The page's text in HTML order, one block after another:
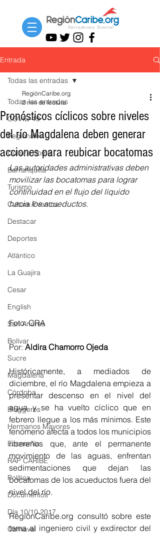
Entrada
Todas las entradas
COVID-19
Regionales
Cultura Home
Barranquilla
Turismo
Cultura Eventos
Destacar
Deportes
Atlántico
La Guajira
Cesar
English
San Andres
Bolívar
Sucre
Magdalena
Córdoba
Bloggeros
Hermanos Mayores
Economía
RAP CARIBE
Política
Documentos
Día 10/10 2017
Carnaval
Todas las entradas
Pronósticos cíclicos sobre niveles
del río Magdalena deben generar
acciones para reubicar bocatomas
RegiónCaribe.org
2 min de lectura
Las autoridades administrativas deben
movilizar las bocatomas para lograr
continuidad en el flujo del líquido
hacia los acueductos.
Foto: CRA
Por: Aldira Chamorro Ojeda
Históricamente, a mediados de
diciembre, el río Magdalena empieza a
presentar descenso en el nivel del
agua y se ha vuelto cíclico que en
febrero llegue a los más mínimos. Este
fenómeno afecta a todos los municipios
ribereños que, ante el permanente
movimiento de las aguas, enfrentan
sedimentaciones que dejan las
bocatomas de los acueductos fuera del
nivel del río.
RegiónCaribe.org consultó sobre este
tema al ingeniero civil y exdirector del